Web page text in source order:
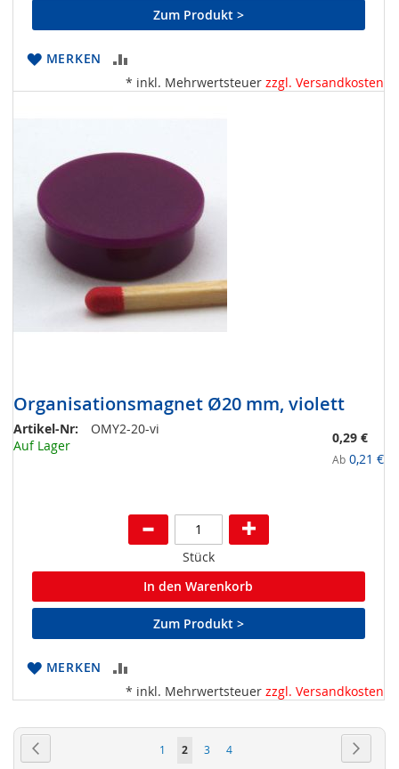
Zum Produkt >
MERKEN
VERGLEICHSLISTE
* inkl. Mehrwertsteuer zzgl. Versandkosten
Organisationsmagnet Ø20 mm, violett
Artikel-Nr:
OMY2-20-vi
Auf Lager
0,29 €
Ab 0,21 €
Stück
In den Warenkorb
Zum Produkt >
MERKEN
VERGLEICHSLISTE
HINZUFÜGEN
* inkl. Mehrwertsteuer zzgl. Versandkosten
Seite
Seite
1
Sie
2 Seite
3 Seite
4